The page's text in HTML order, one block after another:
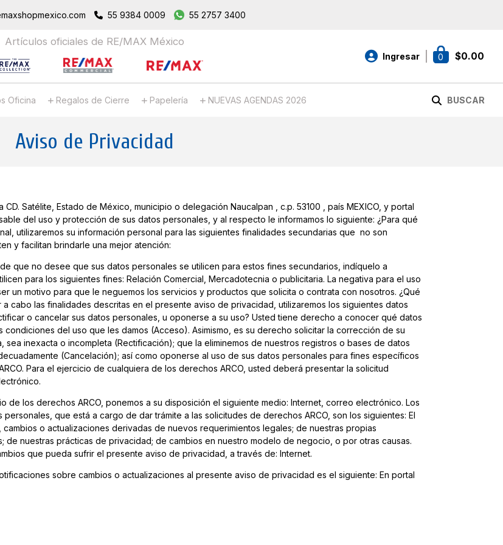
55 9384 0009 55 2757 3400
Artículos oficiales de RE/MAX México
Ingresar 0 $0.00
Oficina Regalos de Cierre Papelería NUEVAS AGENDAS 2026 BUSCAR
Aviso de Privacidad
Satélite, Estado de México, municipio o delegación Naucalpan , c.p. 53100 , país MEXICO, y portal
del uso y protección de sus datos personales, y al respecto le informamos lo siguiente: ¿Para qué
utilizaremos su información personal para las siguientes finalidades secundarias que no son
y facilitan brindarle una mejor atención:
que no desee que sus datos personales se utilicen para estos fines secundarios, indíquelo a
para los siguientes fines: Relación Comercial, Mercadotecnia o publicitaria. La negativa para el uso
un motivo para que le neguemos los servicios y productos que solicita o contrata con nosotros. ¿Qué
cabo las finalidades descritas en el presente aviso de privacidad, utilizaremos los siguientes datos
o cancelar sus datos personales, u oponerse a su uso? Usted tiene derecho a conocer qué datos
del uso que les damos (Acceso). Asimismo, es su derecho solicitar la corrección de su
inexacta o incompleta (Rectificación); que la eliminemos de nuestros registros o bases de datos
(Cancelación); así como oponerse al uso de sus datos personales para fines específicos
Para el ejercicio de cualquiera de los derechos ARCO, usted deberá presentar la solicitud
los derechos ARCO, ponemos a su disposición el siguiente medio: Internet, correo electrónico. Los
que está a cargo de dar trámite a las solicitudes de derechos ARCO, son los siguientes: El
o actualizaciones derivadas de nuevos requerimientos legales; de nuestras propias
nuestras prácticas de privacidad; de cambios en nuestro modelo de negocio, o por otras causas.
que pueda sufrir el presente aviso de privacidad, a través de: Internet.
sobre cambios o actualizaciones al presente aviso de privacidad es el siguiente: En portal